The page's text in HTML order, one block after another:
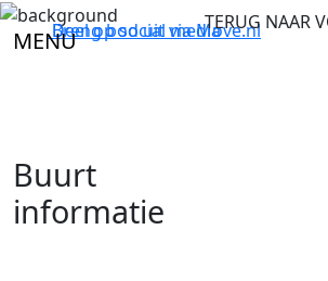
MENU
TERUG NAAR
Breng bod uit viaMove.nl
Deel op social media
Buurt
informatie